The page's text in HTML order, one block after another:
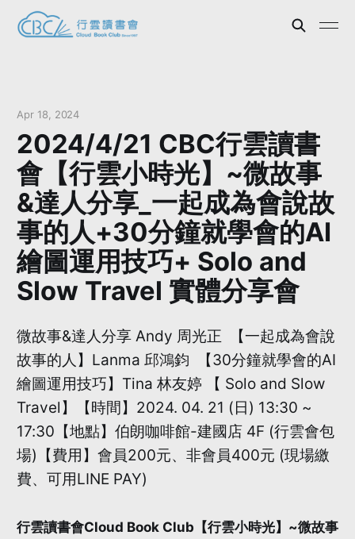
Apr 18, 2024
2024/4/21 CBC行雲讀書
會【行雲小時光】~微故事
&達人分享_一起成為會說故
事的人+30分鐘就學會的AI
繪圖運用技巧+ Solo and
Slow Travel 實體分享會
微故事&達人分享 Andy 周光正 【一起成為會說
故事的人】Lanma 邱鴻鈞 【30分鐘就學會的AI
繪圖運用技巧】Tina 林友婷 【 Solo and Slow
Travel】【時間】2024. 04. 21 (日) 13:30 ~
17:30【地點】伯朗咖啡館-建國店 4F (行雲會包
場)【費用】會員200元、非會員400元 (現場繳
費、可用LINE PAY)
行雲讀書會Cloud Book Club【行雲小時光】~微故事